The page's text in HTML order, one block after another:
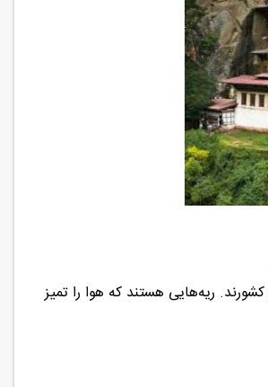
ریه‌هایی هستند که هوا را تمیز